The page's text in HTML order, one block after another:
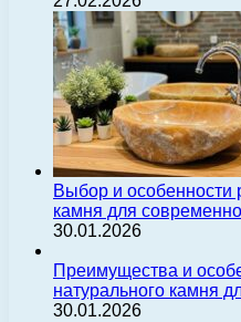
Выбор и особенности
камня для
30.01.2026
Преимущества и
натурального камня
30.01.2026